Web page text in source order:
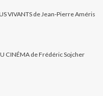
VIVANTS de Jean-Pierre Améris
CINÉMA de Frédéric Sojcher